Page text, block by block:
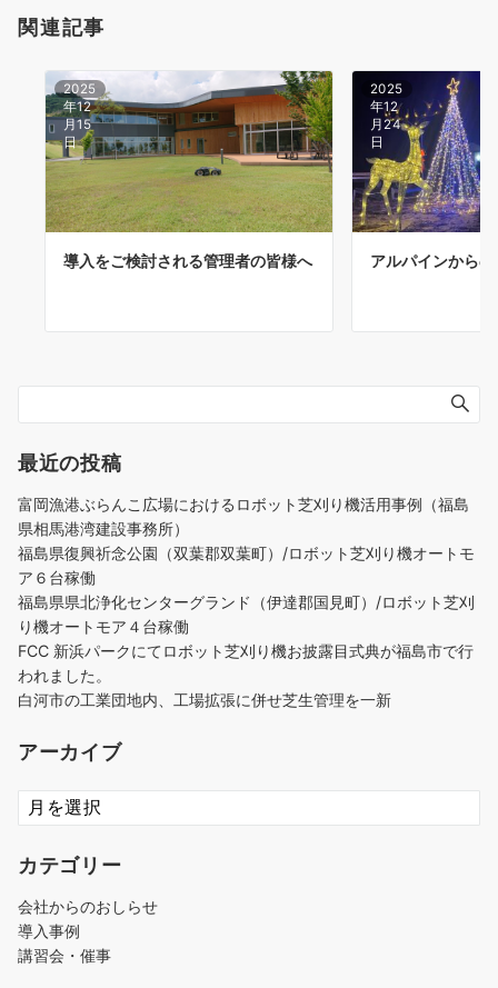
関連記事
2025
年12
月15
日
導入をご検討される管理者の皆様へ
2025
年12
月24
日
アルパインから
最近の投稿
富岡漁港ぶらんこ広場におけるロボット芝刈り機活用事例（福島
県相馬港湾建設事務所）
福島県復興祈念公園（双葉郡双葉町）/ロボット芝刈り機オートモ
ア６台稼働
福島県県北浄化センターグランド（伊達郡国見町）/ロボット芝刈
り機オートモア４台稼働
FCC 新浜パークにてロボット芝刈り機お披露目式典が福島市で行
われました。
白河市の工業団地内、工場拡張に併せ芝生管理を一新
アーカイブ
ア
ー
イ
カテゴリー
会社からのおしらせ
導入事例
講習会・催事